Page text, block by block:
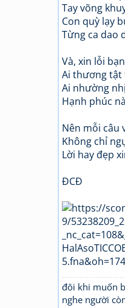
Tay võng
Con quỳ lạy
Từng ca dao
Và, xin lỗi
Ai thương tật
Ai nhường
Hạnh phúc
Nên mỗi câu
Không chỉ
Lời hay đẹp
ĐCĐ
đôi khi muốn
nghe người